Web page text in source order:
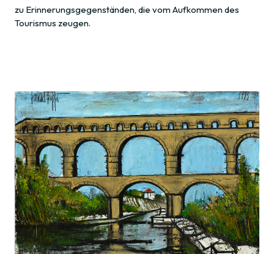
zu Erinnerungsgegenständen, die vom Aufkommen des
Tourismus zeugen.